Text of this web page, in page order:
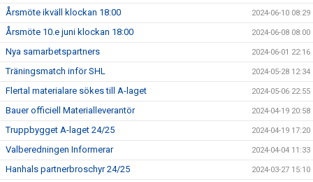
Årsmöte ikväll klockan 18:00 2024-06-10 08:29
Årsmöte 10.e juni klockan 18:00 2024-06-08 08:00
Nya samarbetspartners 2024-06-01 22:16
Träningsmatch inför SHL 2024-05-28 12:34
Flertal materialare sökes till A-laget 2024-05-06 22:55
Bauer officiell Materialleverantör 2024-04-19 20:58
Truppbygget A-laget 24/25 2024-04-19 17:20
Valberedningen Informerar 2024-04-04 11:33
Hanhals partnerbroschyr 24/25 2024-03-27 15:10